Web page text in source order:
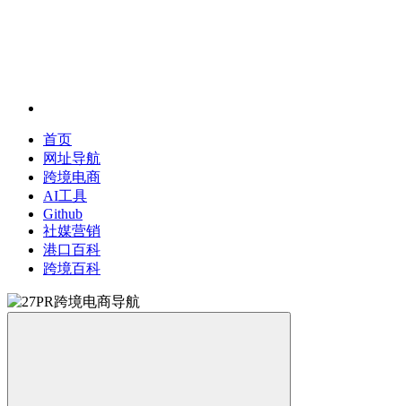
首页
网址导航
跨境电商
AI工具
Github
社媒营销
港口百科
跨境百科